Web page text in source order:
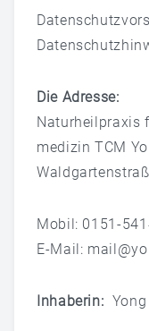
Die
Schroepfen
Die Adresse:
Naturheilpraxis
medizin TCM
Mobil: 0151-
E-Mail:
Inhaberin: